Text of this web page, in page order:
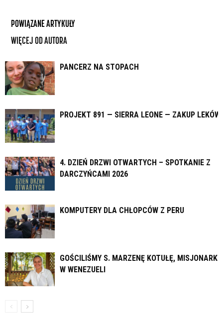
POWIĄZANE ARTYKUŁY
WIĘCEJ OD AUTORA
PANCERZ NA STOPACH
PROJEKT 891 — SIERRA LEONE — ZAKUP LEKÓW
4. DZIEŃ DRZWI OTWARTYCH – SPOTKANIE Z
DARCZYŃCAMI 2026
KOMPUTERY DLA CHŁOPCÓW Z PERU
GOŚCILIŚMY S. MARZENĘ KOTUŁĘ, MISJONARKĘ
W WENEZUELI